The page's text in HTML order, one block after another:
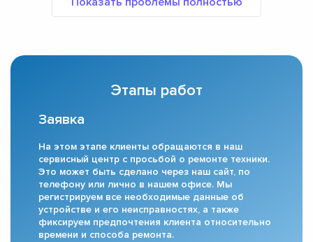
Этапы работ
Заявка
На этом этапе клиенты обращаются в наш
сервисный центр с просьбой о ремонте техники.
Это может быть сделано через наш сайт, по
телефону или лично в нашем офисе. Мы
регистрируем все необходимые данные об
устройстве и его неисправностях, а также
фиксируем предпочтения клиента относительно
времени и способа ремонта.